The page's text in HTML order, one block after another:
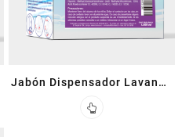
Jabón Dispensador Lavanda
Con Glicerina 1 L